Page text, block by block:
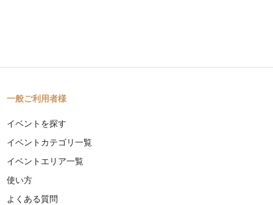
一般ご利用者様
イベントを探す
イベントカテゴリ一覧
イベントエリア一覧
使い方
よくある質問